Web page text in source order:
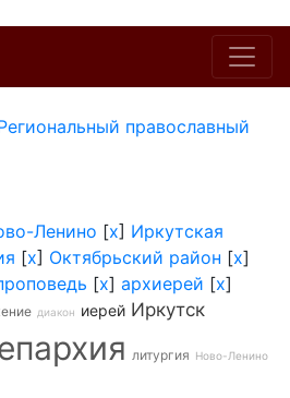
православный
Ленино [x] Иркутская
[x] Октябрьский район [x]
[x] архиерей [x]
диакон иерей Иркутск
литургия Ново-Ленино